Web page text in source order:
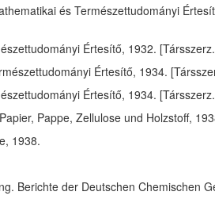
és Természettudományi
Értesítő, 1932.
Értesítő, 1934.
Értesítő, 1934.
Pappe, Zellulose und Holzstoff,
1938.
Berichte der Deutschen Chemischen